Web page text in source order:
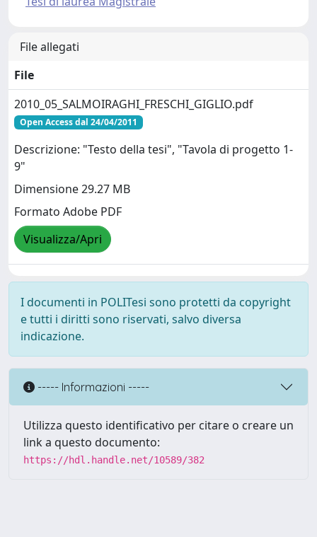
File allegati
File
2010_05_SALMOIRAGHI_FRESCHI_GIGLIO.pdf
Open Access dal 24/04/2011
Descrizione: "Testo della tesi", "Tavola di progetto 1-
9"
Dimensione 29.27 MB
Formato Adobe PDF
Visualizza/Apri
I documenti in POLITesi sono protetti da copyright
e tutti i diritti sono riservati, salvo diversa
indicazione.
----- Informazioni -----
Utilizza questo identificativo per citare o creare un
link a questo documento:
https://hdl.handle.net/10589/382